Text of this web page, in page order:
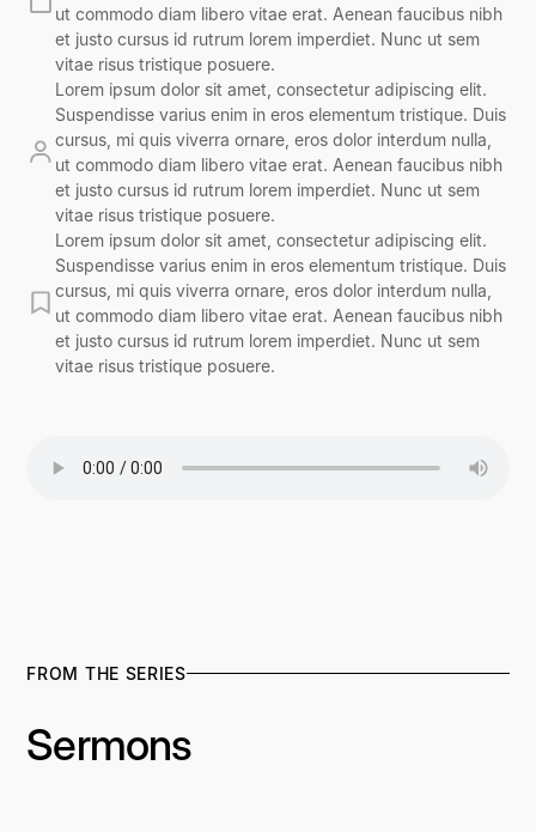
ut commodo diam libero vitae erat. Aenean faucibus nibh
et justo cursus id rutrum lorem imperdiet. Nunc ut sem
vitae risus tristique posuere.
Lorem ipsum dolor sit amet, consectetur adipiscing elit.
Suspendisse varius enim in eros elementum tristique. Duis
cursus, mi quis viverra ornare, eros dolor interdum nulla,
ut commodo diam libero vitae erat. Aenean faucibus nibh
et justo cursus id rutrum lorem imperdiet. Nunc ut sem
vitae risus tristique posuere.
Lorem ipsum dolor sit amet, consectetur adipiscing elit.
Suspendisse varius enim in eros elementum tristique. Duis
cursus, mi quis viverra ornare, eros dolor interdum nulla,
ut commodo diam libero vitae erat. Aenean faucibus nibh
et justo cursus id rutrum lorem imperdiet. Nunc ut sem
vitae risus tristique posuere.
FROM THE SERIES
Sermons